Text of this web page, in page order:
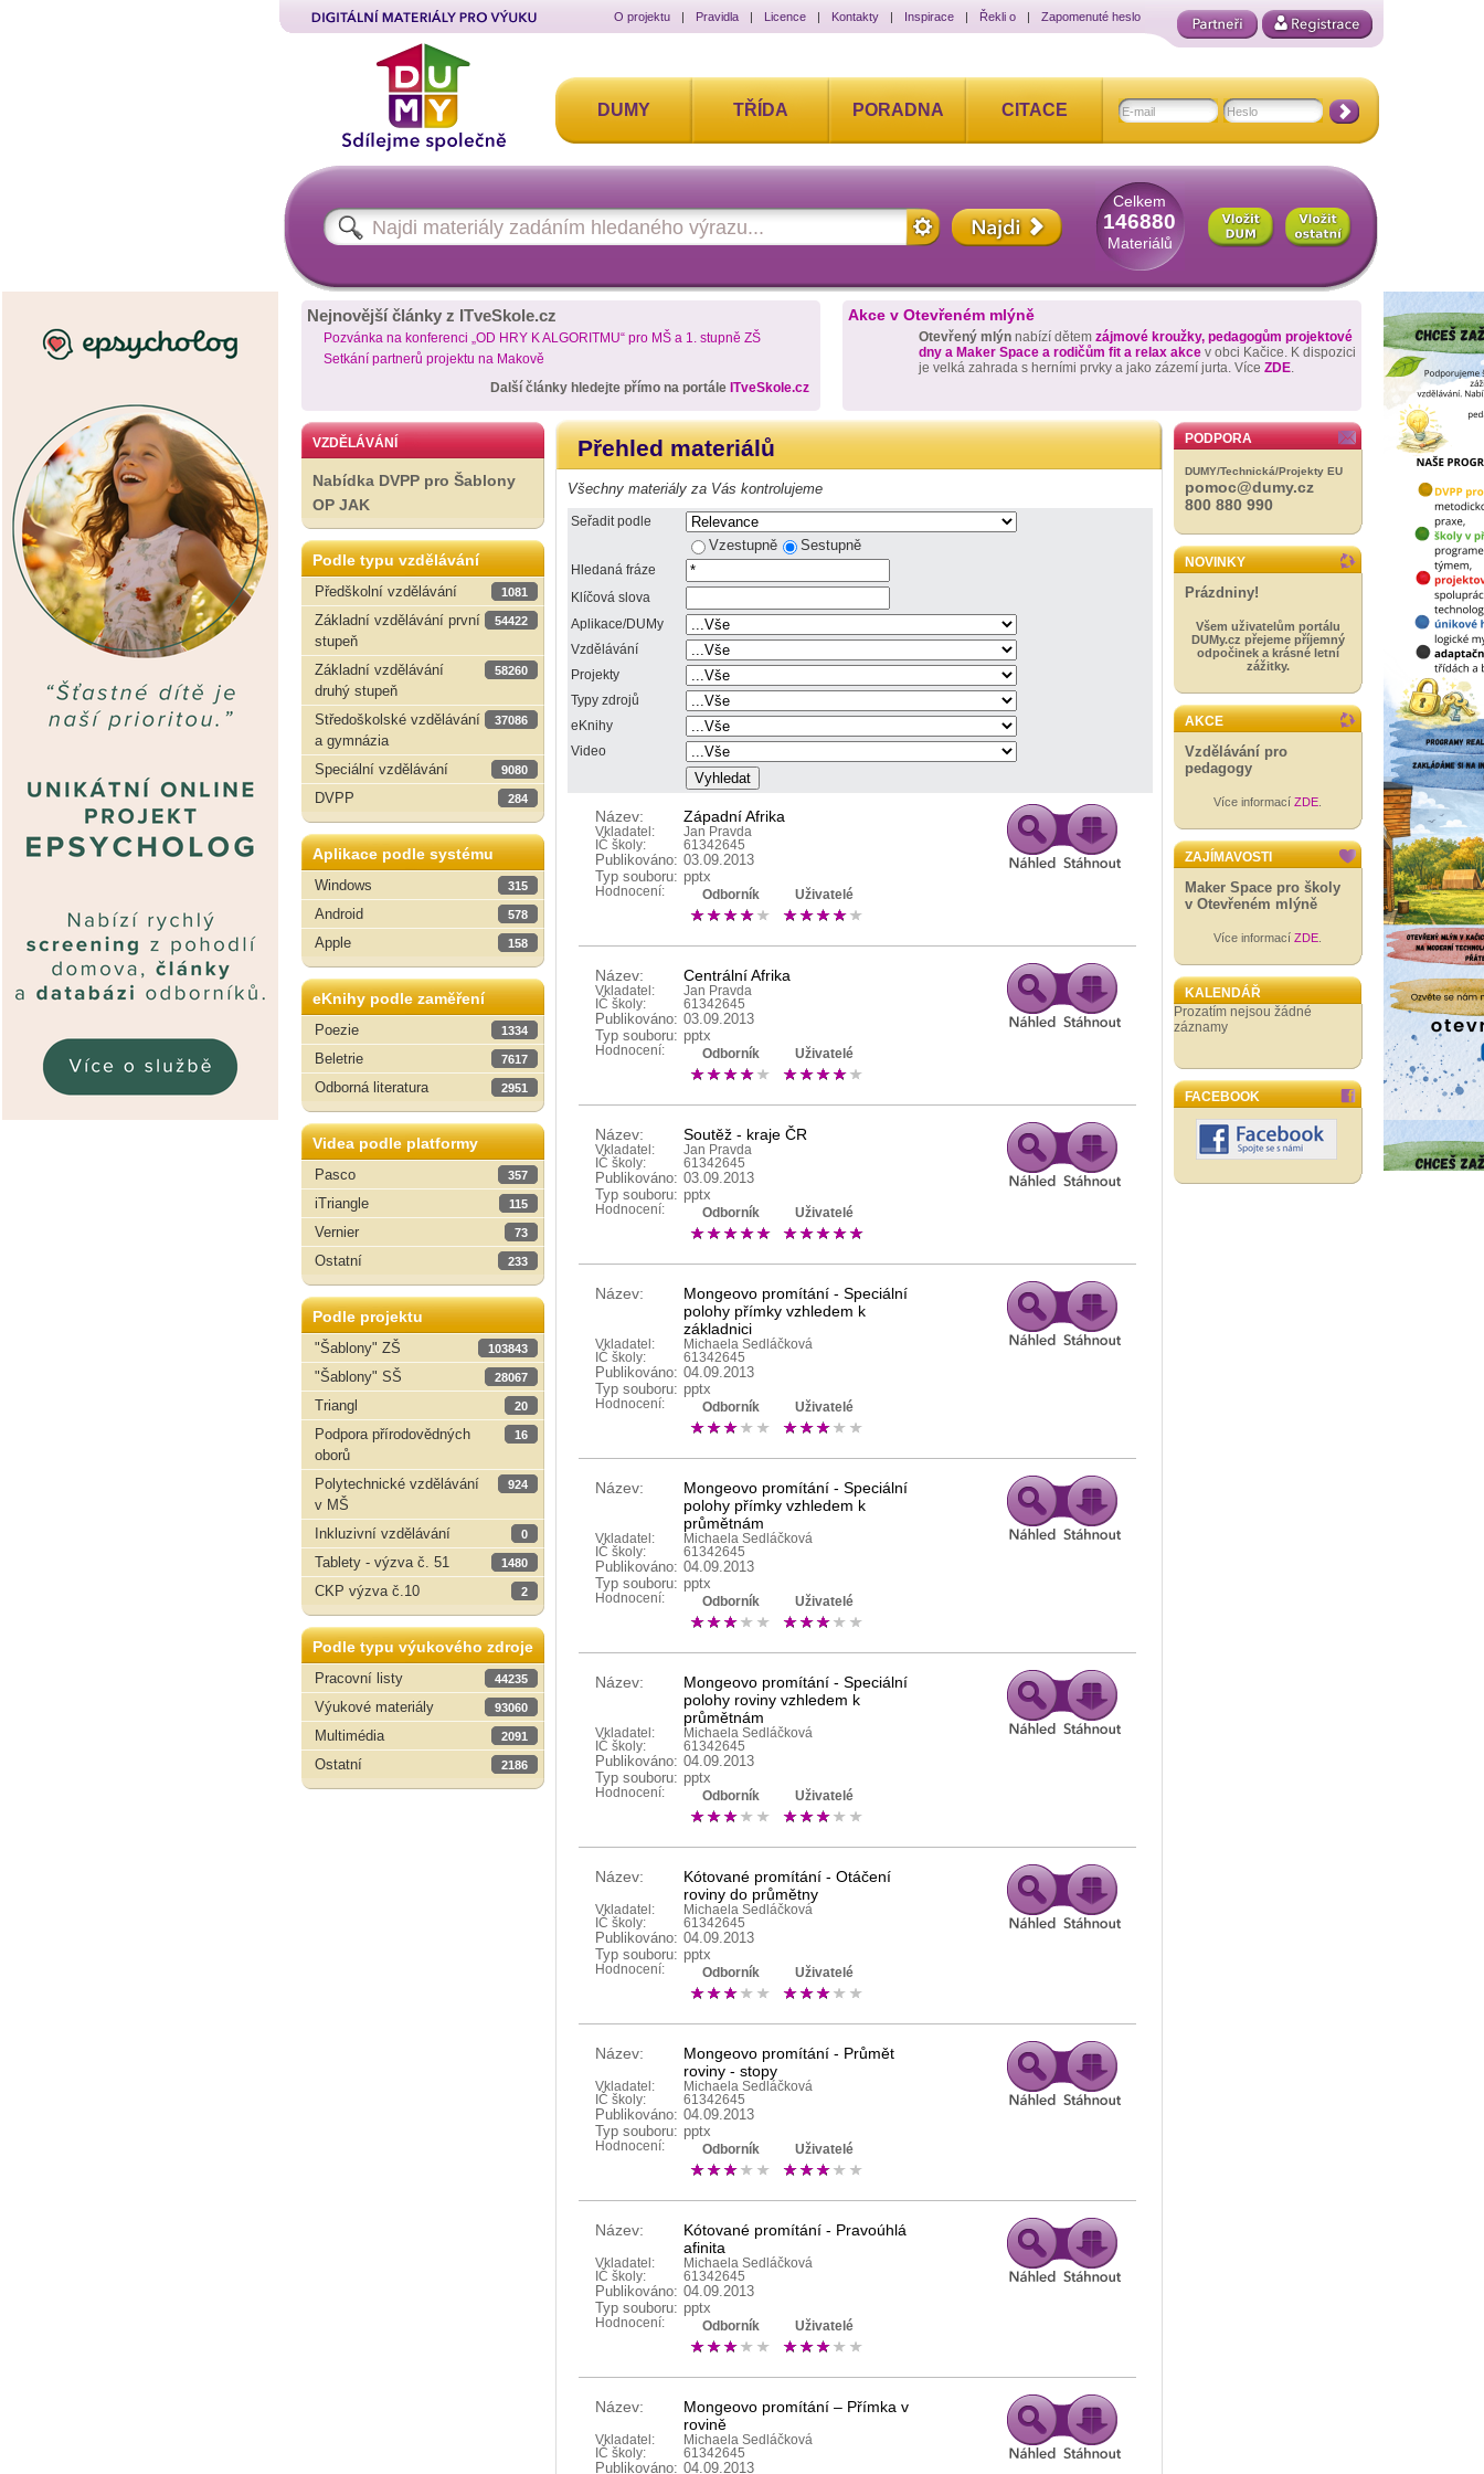
O projektu | Pravidla | Licence | Kontakty | Inspirace | Řekli o | Zapomenuté heslo
DUMY TŘÍDA PORADNA CITACE
Celkem
146880
Materiálů
Nejnovější články z ITveSkole.cz
Pozvánka na konferenci „OD HRY K ALGORITMU“ pro MŠ a 1. stupně ZŠ
Setkání partnerů projektu na Makově
Další články hledejte přímo na portále ITveSkole.cz
Akce v Otevřeném mlýně
Otevřený mlýn nabízí dětem zájmové kroužky, pedagogům projektové
dny a Maker Space a rodičům fit a relax akce v obci Kačice. K dispozici
je velká zahrada s herními prvky a jako zázemí jurta. Více ZDE.
VZDĚLÁVÁNÍ
Nabídka DVPP pro Šablony
OP JAK
Podle typu vzdělávání
Předškolní vzdělávání
1081
Základní vzdělávání první
stupeň
54422
Základní vzdělávání
druhý stupeň
58260
Středoškolské vzdělávání
a gymnázia
37086
Speciální vzdělávání 9080
DVPP 284
Aplikace podle systému
Windows
315
Android 578
Apple 158
eKnihy podle zaměření
Poezie
1334
Beletrie 7617
Odborná literatura 2951
Videa podle platformy
Pasco
357
iTriangle 115
Vernier 73
Ostatní 233
Podle projektu
"Šablony" ZŠ
103843
"Šablony" SŠ 28067
Triangl 20
Podpora přírodovědných
oborů
16
Polytechnické vzdělávání
v MŠ
924
Inkluzivní vzdělávání 0
Tablety - výzva č. 51 1480
CKP výzva č.10 2
Podle typu výukového zdroje
Pracovní listy
44235
Výukové materiály 93060
Multimédia 2091
Ostatní 2186
Přehled materiálů
Všechny materiály za Vás kontrolujeme
Seřadit podle
Vzestupně Sestupně
Hledaná fráze
Klíčová slova
Aplikace/DUMy
Vzdělávání
Projekty
Typy zdrojů
eKnihy
Video
Název: Západní Afrika
Vkladatel:
Jan Pravda
IČ školy:
61342645
Publikováno: 03.09.2013
Typ souboru: pptx
Hodnocení: Odborník Uživatelé
Název: Centrální Afrika
Vkladatel:
Jan Pravda
IČ školy:
61342645
Publikováno: 03.09.2013
Typ souboru: pptx
Hodnocení: Odborník Uživatelé
Název: Soutěž - kraje ČR
Vkladatel:
Jan Pravda
IČ školy:
61342645
Publikováno: 03.09.2013
Typ souboru: pptx
Hodnocení: Odborník Uživatelé
Název:
Mongeovo promítání - Speciální
polohy přímky vzhledem k
základnici
Vkladatel:
Michaela Sedláčková
IČ školy:
61342645
Publikováno: 04.09.2013
Typ souboru: pptx
Hodnocení: Odborník Uživatelé
Název:
Mongeovo promítání - Speciální
polohy přímky vzhledem k
průmětnám
Vkladatel:
Michaela Sedláčková
IČ školy:
61342645
Publikováno: 04.09.2013
Typ souboru: pptx
Hodnocení: Odborník Uživatelé
Název:
Mongeovo promítání - Speciální
polohy roviny vzhledem k
průmětnám
Vkladatel:
Michaela Sedláčková
IČ školy:
61342645
Publikováno: 04.09.2013
Typ souboru: pptx
Hodnocení: Odborník Uživatelé
Název:
Kótované promítání - Otáčení
roviny do průmětny
Vkladatel:
Michaela Sedláčková
IČ školy:
61342645
Publikováno: 04.09.2013
Typ souboru: pptx
Hodnocení: Odborník Uživatelé
Název:
Mongeovo promítání - Průmět
roviny - stopy
Vkladatel:
Michaela Sedláčková
IČ školy:
61342645
Publikováno: 04.09.2013
Typ souboru: pptx
Hodnocení: Odborník Uživatelé
Název:
Kótované promítání - Pravoúhlá
afinita
Vkladatel:
Michaela Sedláčková
IČ školy:
61342645
Publikováno: 04.09.2013
Typ souboru: pptx
Hodnocení: Odborník Uživatelé
Název:
Mongeovo promítání – Přímka v
rovině
Vkladatel:
Michaela Sedláčková
IČ školy:
61342645
Publikováno: 04.09.2013
PODPORA
DUMY/Technická/Projekty EU
pomoc@dumy.cz
800 880 990
NOVINKY
Prázdniny!
Všem uživatelům portálu
DUMy.cz přejeme příjemný
odpočinek a krásné letní
zážitky.
AKCE
Vzdělávání pro
pedagogy
Více informací ZDE
ZAJÍMAVOSTI
Maker Space pro školy
v Otevřeném mlýně
Více informací ZDE
KALENDÁŘ
Prozatím nejsou žádné
záznamy
FACEBOOK